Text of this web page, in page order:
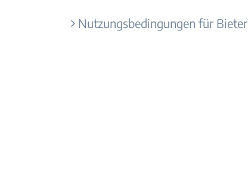
Nutzungsbedingungen für Bieter